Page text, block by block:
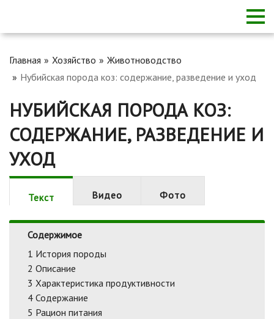
Главная Хозяйство
Животноводство
Нубийская порода коз: содержание, разведение и уход
НУБИЙСКАЯ ПОРОДА КОЗ:
СОДЕРЖАНИЕ, РАЗВЕДЕНИЕ И
УХОД
Текст Видео Фото
Содержимое
1 История породы
2 Описание
3 Характеристика продуктивности
4 Содержание
5 Рацион питания